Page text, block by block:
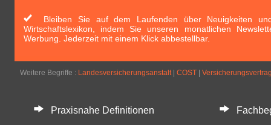
Bleiben Sie auf dem Laufenden über Neuigkeiten
Wirtschaftslexikon, indem Sie unseren monatlichen
Werbung. Jederzeit mit einem Klick abbestellbar.
Weitere Begriffe : Landesversicherungsanstalt| COST
Praxisnahe Definitionen